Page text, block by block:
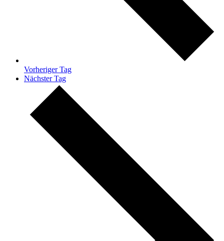
Vorheriger Tag
Nächster Tag